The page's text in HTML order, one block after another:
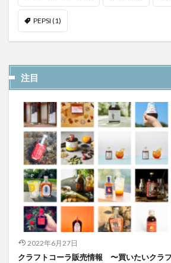
PEPSI (1)
注目
2022年6月27日
クラフトコーラ販売情報 〜買いたいクラ